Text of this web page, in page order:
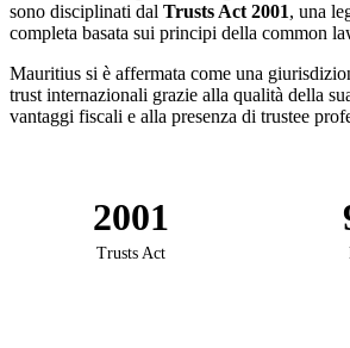
sono disciplinati dal Trusts Act 2001, una
completa basata sui principi della common
Mauritius si è affermata come una
trust internazionali grazie alla qualità della
vantaggi fiscali e alla presenza di trustee
2001
Trusts Act